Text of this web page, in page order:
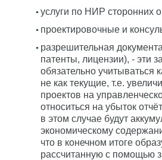
услуги по НИР сторонних
проектировочные и
разрешительная
патенты, лицензии), - эти
обязательно учитываться
не как текущие, т.е.
проектов на
относиться на убыток
в этом случае будут
экономическому
что в конечном итоге
рассчитанную с помощью